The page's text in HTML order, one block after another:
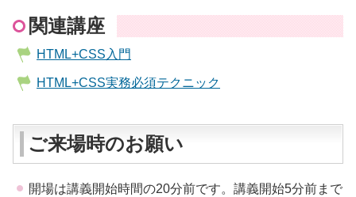
関連講座
HTML+CSS入門
HTML+CSS実務必須テクニック
ご来場時のお願い
開場は講義開始時間の20分前です。講義開始5分前まで